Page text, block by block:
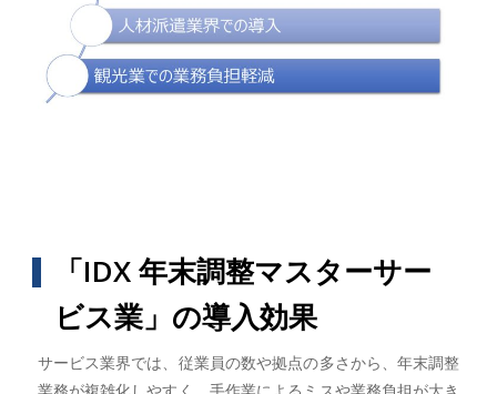
「IDX 年末調整マスターサー
ビス業」の導入効果
サービス業界では、従業員の数や拠点の多さから、年末調整